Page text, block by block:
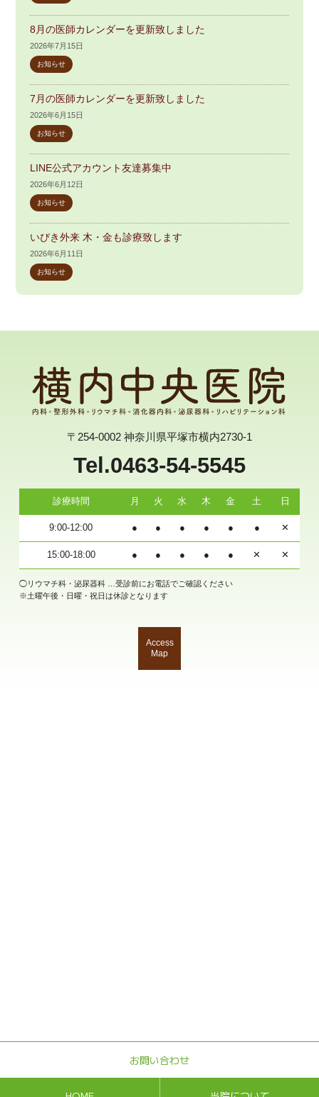
8月の医師カレンダーを更新致しました
2026年7月15日
お知らせ
7月の医師カレンダーを更新致しました
2026年6月15日
お知らせ
LINE公式アカウント友達募集中
2026年6月12日
お知らせ
いびき外来 木・金も診療致します
2026年6月11日
お知らせ
〒254-0002 神奈川県平塚市横内2730-1
Tel.0463-54-5545
診療時間 月 火 水 木 金 土 日
9:00-12:00 ● ● ● ● ● ● ✕
15:00-18:00 ● ● ● ● ● ✕ ✕
◯リウマチ科・泌尿器科 …受診前にお電話でご確認ください
※土曜午後・日曜・祝日は休診となります
Access
Map
お問い合わせ